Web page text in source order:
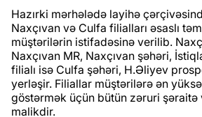
Hazırki mərhələdə layihə
Naxçıvan və Culfa filialları əsaslı
müştərilərin istifadəsinə verilib.
Naxçıvan MR, Nахçıvаn şəhəri,
filialı isə Culfа şəhəri, H.Əliyеv
yerləşir. Filiallar müştərilərə ən
göstərmək üçün bütün zəruri şəraitə
malikdir.